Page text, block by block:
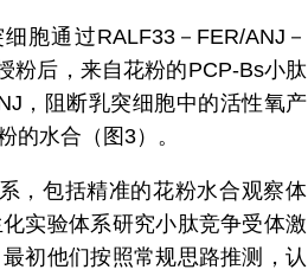
胞通过RALF33－FER/ANJ－
粉后，来自花粉的PCP-Bs小肽
，阻断乳突细胞中的活性氧产
的水合（图3）。
，包括精准的花粉水合观察体
实验体系研究小肽竞争受体激
初他们按照常规思路推测，认